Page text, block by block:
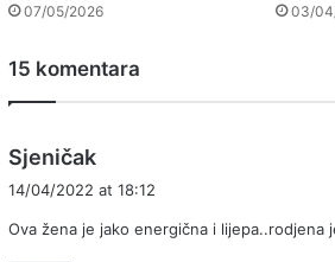
07/05/2026 03/
15 komentara
Sjeničak
s
14/04/2022 at 18:12
Ova žena je jako energična i lijepa..rodjena